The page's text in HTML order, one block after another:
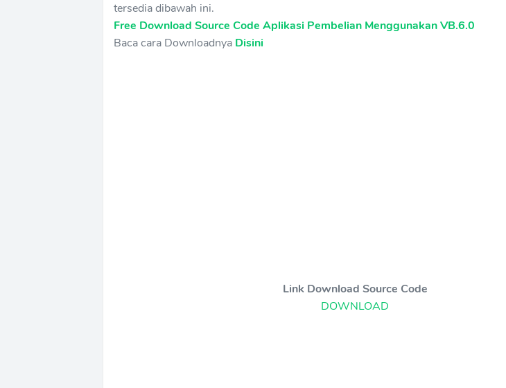
tersedia dibawah ini.
Free Download Source Code Aplikasi Pembelian Menggunakan VB.6.0
Baca cara Downloadnya Disini
Link Download Source Code
DOWNLOAD